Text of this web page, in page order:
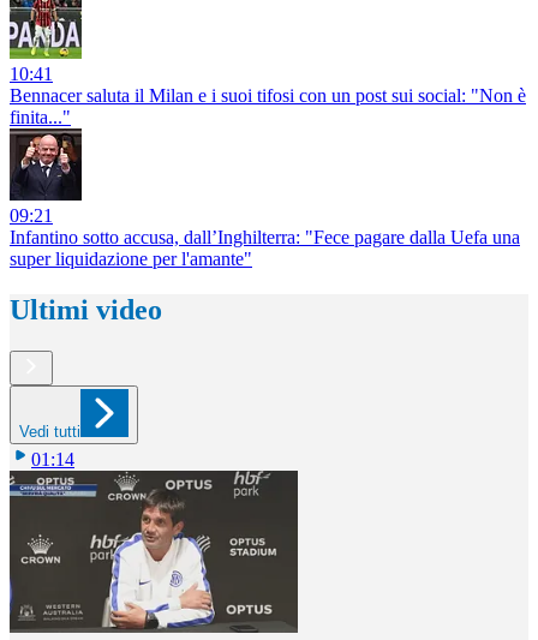
10:41
Bennacer saluta il Milan e i suoi tifosi con un post sui social: "Non è
finita..."
09:21
Infantino sotto accusa, dall’Inghilterra: "Fece pagare dalla Uefa una
super liquidazione per l'amante"
Ultimi video
Vedi tutti
01:14